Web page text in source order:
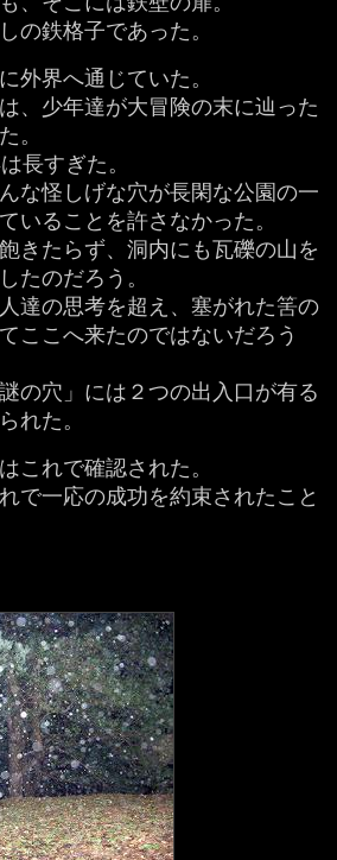
鉄格子であった。
外界へ通じていた。
、少年達が大冒険の末に辿った
。
長すぎた。
な怪しげな穴が長閑な公園の一
いることを許さなかった。
きたらず、洞内にも瓦礫の山を
たのだろう。
達の思考を超え、塞がれた筈の
ここへ来たのではないだろう
の穴」には２つの出入口が有る
れた。
これで確認された。
で一応の成功を約束されたこと